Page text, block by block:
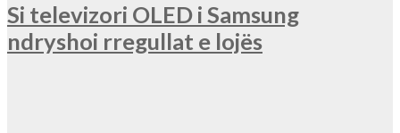
Si televizori OLED i Samsung
ndryshoi rregullat e lojës